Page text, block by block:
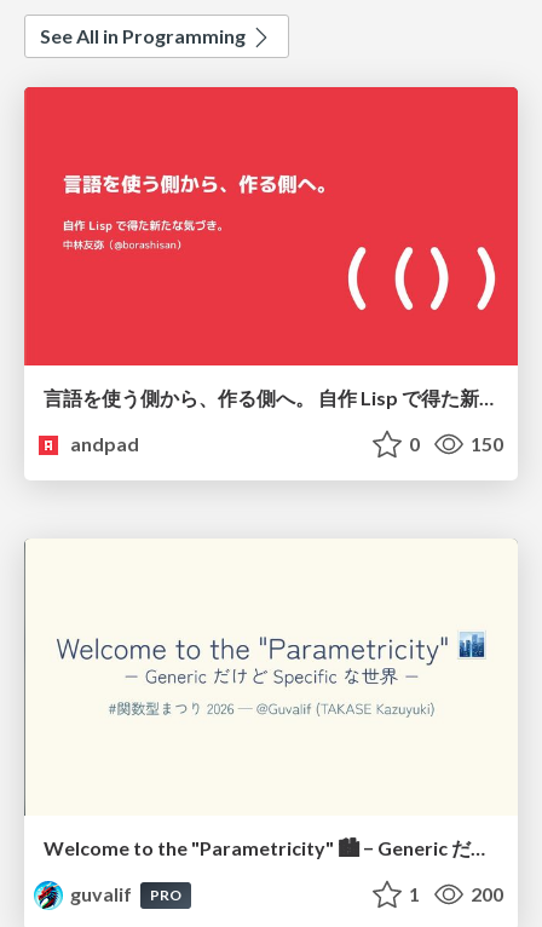
See All in Programming
andpad
0 150
Welcome to the "Parametricity" 🏙️ − Generic だけど Specific な世界 −
guvalif
PRO 1 200